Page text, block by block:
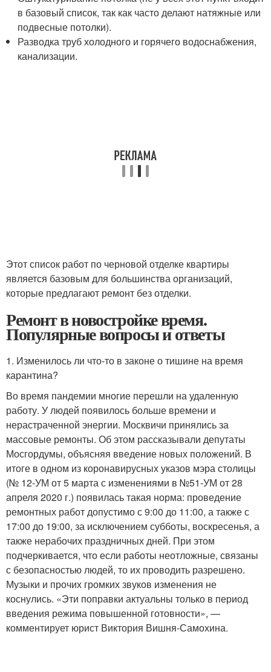
в базовый список, так как часто делают натяжные или
подвесные потолки).
Разводка труб холодного и горячего водоснабжения,
канализации.
Этот список работ по черновой отделке квартиры
является базовым для большинства организаций,
которые предлагают ремонт без отделки.
Ремонт в новостройке время.
Популярные вопросы и ответы
1. Изменилось ли что-то в законе о тишине на время
карантина?
Во время пандемии многие перешли на удаленную
работу. У людей появилось больше времени и
нерастраченной энергии. Москвичи принялись за
массовые ремонты. Об этом рассказывали депутаты
Мосгордумы, объясняя введение новых положений. В
итоге в одном из коронавирусных указов мэра столицы
(№ 12-УМ от 5 марта с изменениями в №51-УМ от 28
апреля 2020 г.) появилась такая норма: проведение
ремонтных работ допустимо с 9:00 до 11:00, а также с
17:00 до 19:00, за исключением субботы, воскресенья, а
также нерабочих праздничных дней. При этом
подчеркивается, что если работы неотложные, связаны
с безопасностью людей, то их проводить разрешено.
Музыки и прочих громких звуков изменения не
коснулись. «Эти поправки актуальны только в период
введения режима повышенной готовности», —
комментирует юрист Виктория Вишня-Самохина.